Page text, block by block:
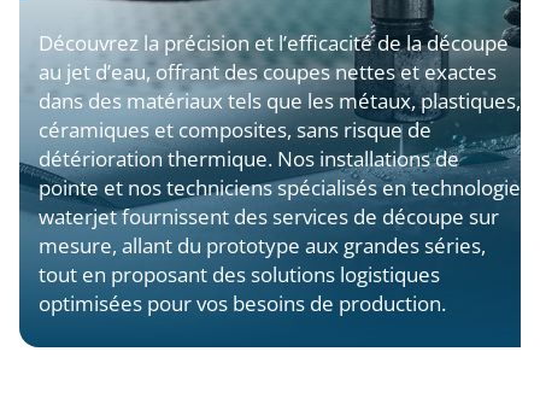
Découvrez la précision et l’efficacité de la découpe
au jet d’eau, offrant des coupes nettes et exactes
dans des matériaux tels que les métaux, plastiques,
céramiques et composites, sans risque de
détérioration thermique. Nos installations de
pointe et nos techniciens spécialisés en technologie
waterjet fournissent des services de découpe sur
mesure, allant du prototype aux grandes séries,
tout en proposant des solutions logistiques
optimisées pour vos besoins de production.